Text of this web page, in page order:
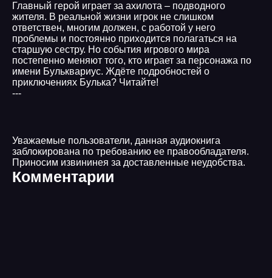
Главный герой играет за ахилота – подводного
жителя. В реальной жизни игрок не слишком
ответствен, многим должен, с работой у него
проблемы и постоянно приходится полагаться на
старшую сестру. Но события игрового мира
постепенно меняют того, кто играет за персонажа по
имени Бульквариус. Ждёте подробностей о
приключениях Булька? Читайте!
---
Уважаемые пользователи, данная аудиокнига
заблокирована по требованию ее правообладателя.
Приносим извининея за доставленные неудобства.
Комментарии